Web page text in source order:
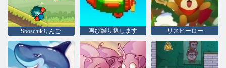
Sboschikりんご 再び繰り返します リスヒーロー